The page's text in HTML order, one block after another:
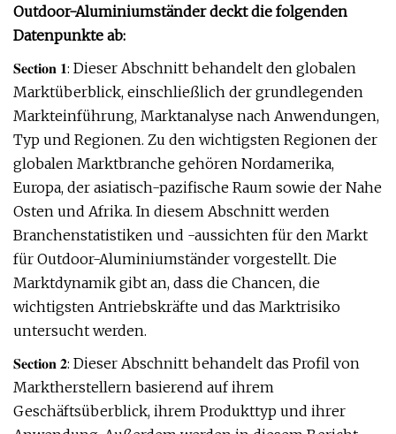
Outdoor-Aluminiumständer deckt die folgenden
Datenpunkte ab:
𝐒𝐞𝐜𝐭𝐢𝐨𝐧 𝟏: Dieser Abschnitt behandelt den globalen
Marktüberblick, einschließlich der grundlegenden
Markteinführung, Marktanalyse nach Anwendungen,
Typ und Regionen. Zu den wichtigsten Regionen der
globalen Marktbranche gehören Nordamerika,
Europa, der asiatisch-pazifische Raum sowie der Nahe
Osten und Afrika. In diesem Abschnitt werden
Branchenstatistiken und -aussichten für den Markt
für Outdoor-Aluminiumständer vorgestellt. Die
Marktdynamik gibt an, dass die Chancen, die
wichtigsten Antriebskräfte und das Marktrisiko
untersucht werden.
𝐒𝐞𝐜𝐭𝐢𝐨𝐧 𝟐: Dieser Abschnitt behandelt das Profil von
Marktherstellern basierend auf ihrem
Geschäftsüberblick, ihrem Produkttyp und ihrer